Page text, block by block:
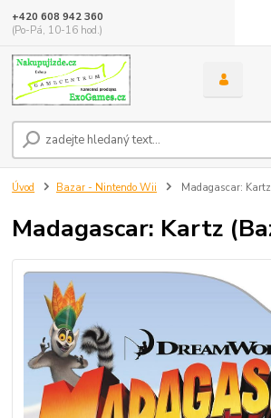
+420 608 942 360
(Po-Pá, 10-16 hod.)
Úvod Bazar - Nintendo Wii Madagascar:
Madagascar: Kartz